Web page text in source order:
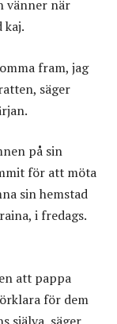
vänner när
kaj.
fram, jag
säger
på sin
för att möta
sin hemstad
i fredags.
att pappa
för dem